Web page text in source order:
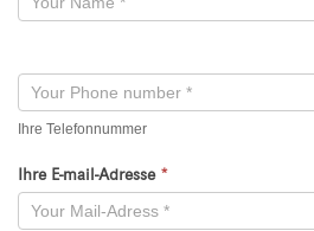
-
Ihre Telefonnummer
Ihre E-mail-Adresse *